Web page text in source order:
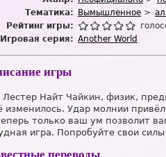
Тематика:
Вымышленное
Рейтинг игры:
Игровая серия: Another World
игры
Лестер Найт Чайкин, физик,
изменилось. Удар молнии
только ваш ум позволит
игра. Попробуйте свои